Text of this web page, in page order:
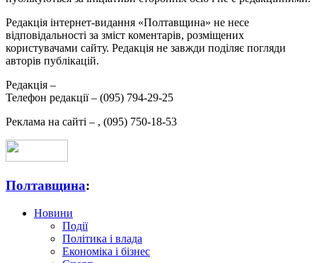
Редакція інтернет-видання «Полтавщина» не несе
відповідальності за зміст коментарів, розміщених
користувачами сайту. Редакція не завжди поділяє погляди
авторів публікацій.
Редакція –
Телефон редакції – (095) 794-29-25
Реклама на сайті – , (095) 750-18-53
Полтавщина:
Новини
Події
Політика і влада
Економіка і бізнес